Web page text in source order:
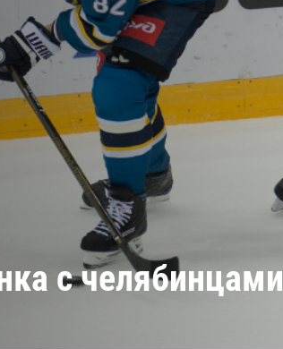
Амур
Барыс
Салават Юлаев
Сибирь
с челябинцами